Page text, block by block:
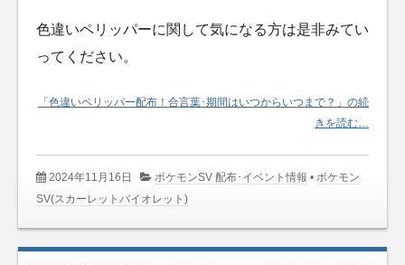
色違いペリッパーに関して気になる方は是非みてい
ってください。
「色違いペリッパー配布！合言葉･期間はいつからいつまで？」の続
きを読む…
2024年11月16日 ポケモンSV 配布･イベント情報 •ポケモン
SV(スカーレットバイオレット)